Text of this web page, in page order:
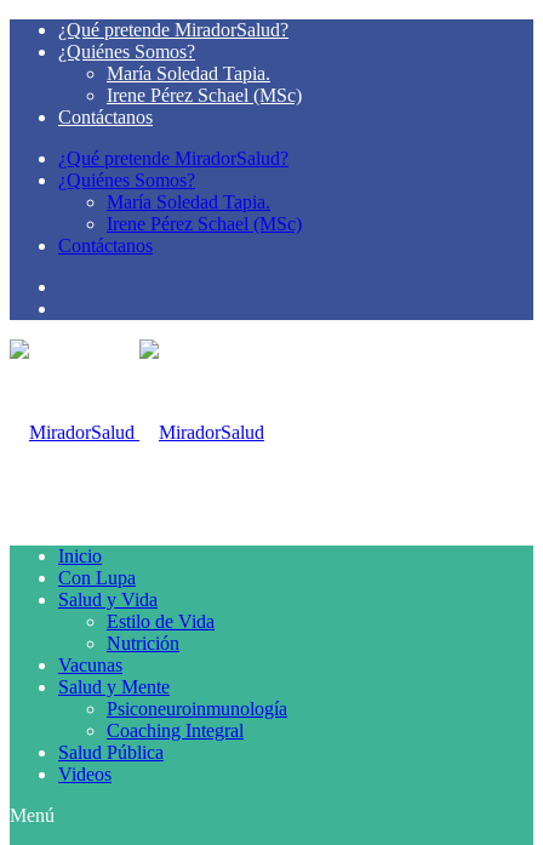
¿Qué pretende MiradorSalud?
¿Quiénes Somos?
María Soledad Tapia.
Irene Pérez Schael (MSc)
Contáctanos
¿Qué pretende MiradorSalud?
¿Quiénes Somos?
María Soledad Tapia.
Irene Pérez Schael (MSc)
Contáctanos
Inicio
Con Lupa
Salud y Vida
Estilo de Vida
Nutrición
Vacunas
Salud y Mente
Psiconeuroinmunología
Coaching Integral
Salud Pública
Videos
Menú